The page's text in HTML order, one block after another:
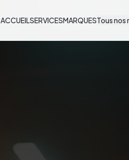
ACCUEILSERVICESMARQUESTous nos